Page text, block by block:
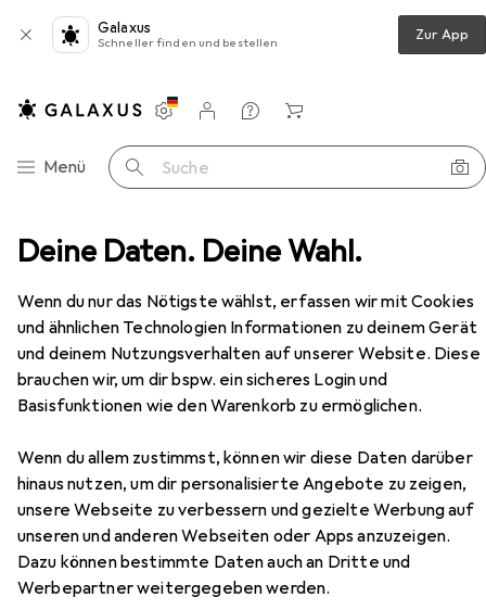
Deine Daten. Deine Wahl.
Wenn du nur das Nötigste wählst, erfassen wir mit Cookies
und ähnlichen Technologien Informationen zu deinem Gerät
und deinem Nutzungsverhalten auf unserer Website. Diese
brauchen wir, um dir bspw. ein sicheres Login und
Basisfunktionen wie den Warenkorb zu ermöglichen.
Wenn du allem zustimmst, können wir diese Daten darüber
hinaus nutzen, um dir personalisierte Angebote zu zeigen,
unsere Webseite zu verbessern und gezielte Werbung auf
unseren und anderen Webseiten oder Apps anzuzeigen.
Dazu können bestimmte Daten auch an Dritte und
Werbepartner weitergegeben werden.
Galaxus
Schneller finden und bestellen Zur App
Navigation nach Kategorien
Menü Suche
Einstellungen
Kundenkonto
Vergleichslisten
Merklisten
Warenkorb
Funktionsshirt Odlo Active Warm
EUR
25,22
OdloActive Warm
6 Grössen
Zubehör für Odlo Active Warm
Hier findest du passendes Zubehör zum Produkt Odlo
Active Warm aus der Kategorie Funktionsunterhose.